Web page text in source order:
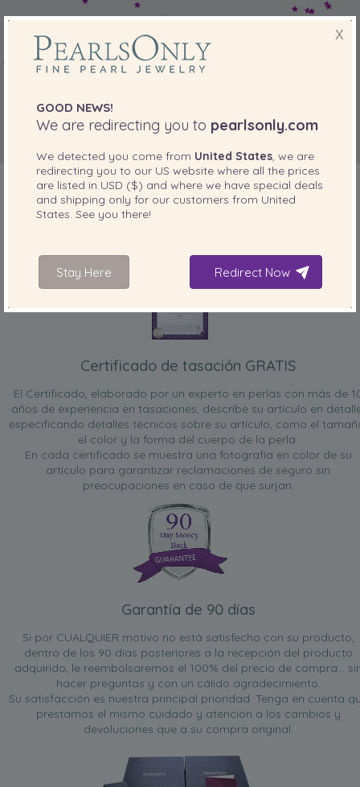
Certificado de tasación GRATIS
El Certificado, elaborado por un experto en perlas con más de
años de experiencia en tasaciones, describe su artículo en
especificando detalles técnicos sobre su artículo, como el
el color y la forma del cuerpo de la perla.
En cada certificado se muestra una fotografía en color de su
artículo para garantizar reclamaciones de seguro sin
preocupaciones en caso de que surjan.
Garantía de 90 días
Si por CUALQUIER motivo no está satisfecho con su producto,
dentro de los 90 días posteriores a la recepción del producto
adquirido, le reembolsaremos el 100% del precio de compra...
hacer preguntas y con un cálido agradecimiento.
Su satisfacción es nuestra principal prioridad. Tenga en cuenta
prestamos el mismo cuidado y atención a los cambios y
devoluciones que a su compra original.
X
GOOD NEWS!
We are redirecting you to pearlsonly.com
We detected you come from United States , we are
redirecting you to our US website where all the prices
are listed in USD ($) and where we have special deals
and shipping only for our customers from United
States . See you there!
Stay Here Redirect Now